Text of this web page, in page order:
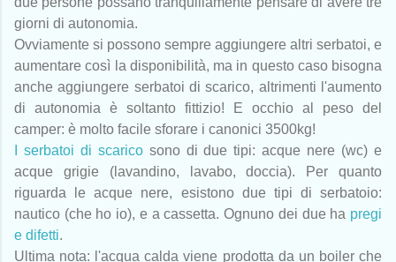
giorni di autonomia.
Ovviamente si possono sempre aggiungere altri serbatoi, e
aumentare così la disponibilità, ma in questo caso bisogna
anche aggiungere serbatoi di scarico, altrimenti l'aumento
di autonomia è soltanto fittizio! E occhio al peso del
camper: è molto facile sforare i canonici 3500kg!
I serbatoi di scaricosono di due tipi: acque nere (wc) e
acque grigie (lavandino, lavabo, doccia). Per quanto
riguarda le acque nere, esistono due tipi di serbatoio:
nautico (che ho io), e a cassetta. Ognuno dei due ha pregi
e difetti.
Ultima nota: l'acqua calda viene prodotta da un boiler che